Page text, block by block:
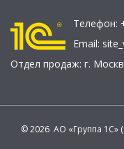
Телефон:
Email:
Отдел продаж: г.
© 2026 АО «Группа 1С»